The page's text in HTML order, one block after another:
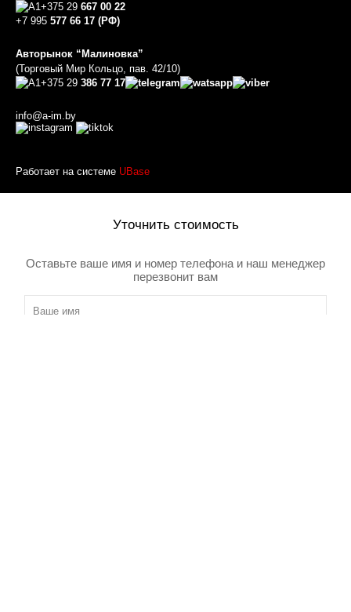
+375 29 667 00 22
+7 995 577 66 17 (РФ)
Авторынок “Малиновка”
(Торговый Мир Кольцо, пав. 42/10)
+375 29 386 77 17
info@a-im.by
Работает на системе UBase
Уточнить стоимость
Оставьте ваше имя и номер телефона и наш менеджер
перезвонит вам